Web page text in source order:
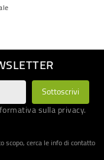
sulla privacy.
scopo, cerca le info di contatto